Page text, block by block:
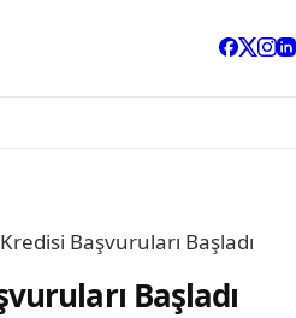
Başvuruları Başladı
Başladı